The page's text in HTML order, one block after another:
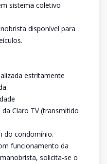
sistema coletivo
disponível para
estritamente
Claro TV (transmitido
do condomínio.
funcionamento da
solicita-se o